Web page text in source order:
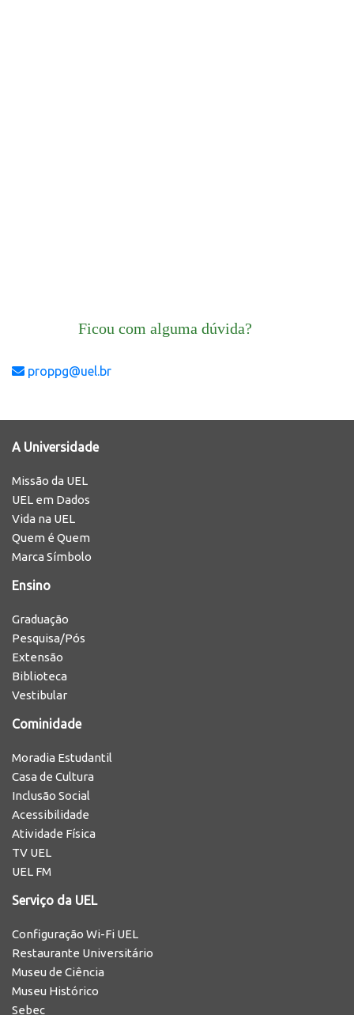
Ficou com alguma dúvida?
proppg@uel.br
A Universidade
Missão da UEL
UEL em Dados
Vida na UEL
Quem é Quem
Marca Símbolo
Ensino
Graduação
Pesquisa/Pós
Extensão
Biblioteca
Vestibular
Cominidade
Moradia Estudantil
Casa de Cultura
Inclusão Social
Acessibilidade
Atividade Física
TV UEL
UEL FM
Serviço da UEL
Configuração Wi-Fi UEL
Restaurante Universitário
Museu de Ciência
Museu Histórico
Sebec